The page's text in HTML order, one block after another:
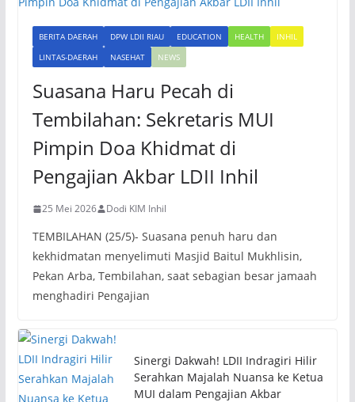
BERITA DAERAH DPW LDII RIAU EDUCATION HEALTH
INHIL
LINTAS-DAERAH
NASEHAT NEWS
Suasana Haru Pecah di
Tembilahan: Sekretaris MUI
Pimpin Doa Khidmat di
Pengajian Akbar LDII Inhil
25 Mei 2026 Dodi KIM Inhil
TEMBILAHAN (25/5)- Suasana penuh haru dan
kekhidmatan menyelimuti Masjid Baitul Mukhlisin,
Pekan Arba, Tembilahan, saat sebagian besar jamaah
menghadiri Pengajian
Sinergi Dakwah! LDII Indragiri Hilir
Serahkan Majalah Nuansa ke Ketua
MUI dalam Pengajian Akbar